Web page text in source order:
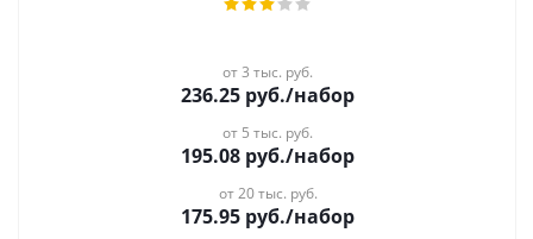
от 3 тыс. руб.
236.25 руб./набор
от 5 тыс. руб.
195.08 руб./набор
от 20 тыс. руб.
175.95 руб./набор